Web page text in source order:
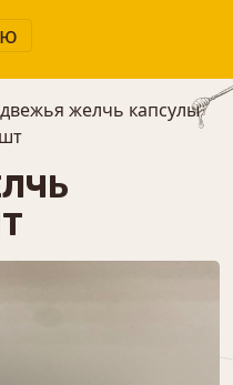
желчь капсулы